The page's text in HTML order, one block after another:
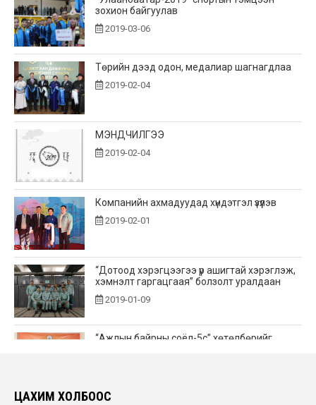
зохион байгуулав
2019-03-06
Төрийн дээд одон, медалиар шагнагдлаа
2019-02-04
МЭНДЧИЛГЭЭ
2019-02-04
Компанийн ахмадуудад хүндэтгэл үзүүлэв
2019-02-01
“Дотоод хэрэгцээгээ үр ашигтай хэрэглэж,
хэмнэлт гаргацгаая” болзолт уралдаан
2019-01-09
“Ажлын байрны соёл-5с” хөтөлбөрийг
ЦАХИМ ХОЛБООС